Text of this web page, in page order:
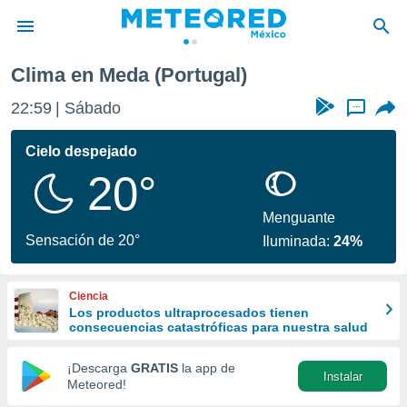
de
ha sido
calidad.
a este
las
y
forma
digital
basada
Clima en Meda (Portugal)
22:59 Sábado ...
Cielo despejado
20°
Sensación de 20°
Menguante
Iluminada:24%
Ciencia
Los productos ultraprocesados ​​tienen
consecuencias catastróficas para nuestra salud
¡Descarga GRATIS la app de
Meteored!
Instalar